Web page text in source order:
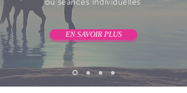
EN SAVOIR PLUS